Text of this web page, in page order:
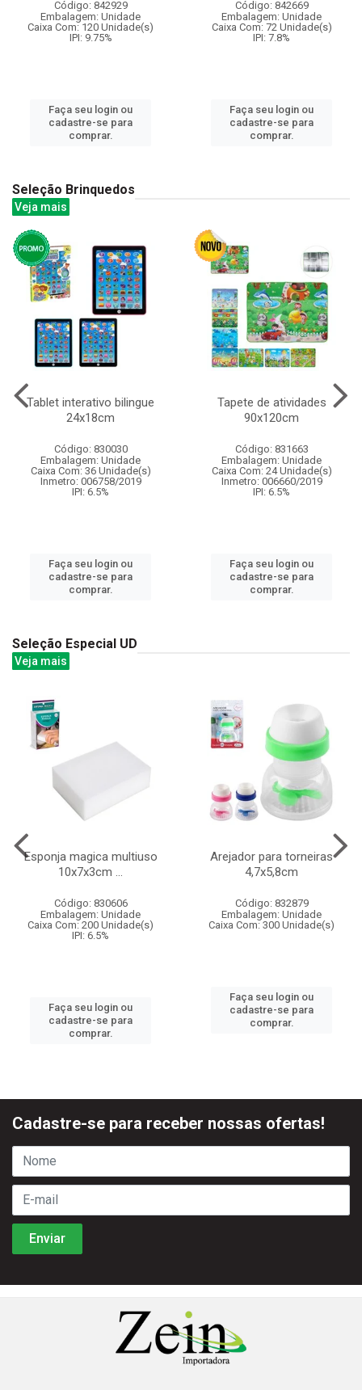
Código: 842929
Embalagem: Unidade
Caixa Com: 120 Unidade(s)
IPI: 9.75%
Faça seu login ou
cadastre-se para
comprar.
Código: 842669
Embalagem: Unidade
Caixa Com: 72 Unidade(s)
IPI: 7.8%
Faça seu login ou
cadastre-se para
comprar.
Seleção Brinquedos
Veja mais
Tablet interativo bilingue
24x18cm
Código: 830030
Embalagem: Unidade
Caixa Com: 36 Unidade(s)
Inmetro: 006758/2019
IPI: 6.5%
Faça seu login ou
cadastre-se para
comprar.
Tapete de atividades
90x120cm
Código: 831663
Embalagem: Unidade
Caixa Com: 24 Unidade(s)
Inmetro: 006660/2019
IPI: 6.5%
Faça seu login ou
cadastre-se para
comprar.
Seleção Especial UD
Veja mais
Esponja magica multiuso
10x7x3cm ...
Código: 830606
Embalagem: Unidade
Caixa Com: 200 Unidade(s)
IPI: 6.5%
Faça seu login ou
cadastre-se para
comprar.
Arejador para torneiras
4,7x5,8cm
Código: 832879
Embalagem: Unidade
Caixa Com: 300 Unidade(s)
Faça seu login ou
cadastre-se para
comprar.
Cadastre-se para receber nossas ofertas!